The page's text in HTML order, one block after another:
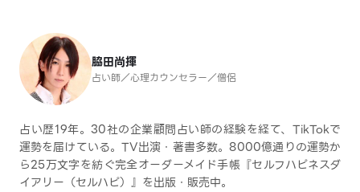
脇田尚揮
占い師／心理カウンセラー／僧侶
占い歴19年。30社の企業顧問占い師の経験を経て、TikTokで
運勢を届けている。TV出演・著書多数。8000億通りの運勢か
ら25万文字を紡ぐ完全オーダーメイド手帳『セルフハピネスダ
イアリー（セルハピ）』を出版・販売中。